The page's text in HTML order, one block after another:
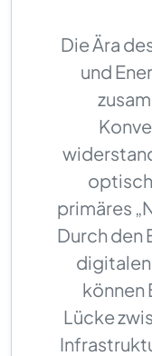
Die Ära
und
primäres
Durch den
digitalen
können
Lücke